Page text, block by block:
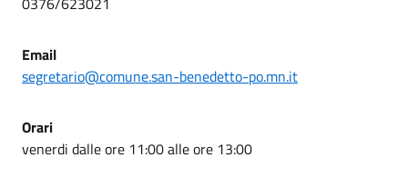
Email
segretario@comune.san-benedetto-po.mn.it
Orari
venerdi dalle ore 11:00 alle ore 13:00